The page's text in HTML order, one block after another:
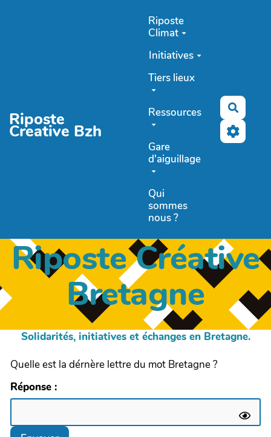
Riposte
Creative Bzh
Riposte
Climat
Initiatives
Tiers lieux
Ressources
Gare
d'aiguillage
Qui
sommes
nous ?
Riposte Créative
Bretagne
Solidarités, initiatives et échanges en Bretagne.
Quelle est la dérnère lettre du mot Bretagne ?
Réponse :